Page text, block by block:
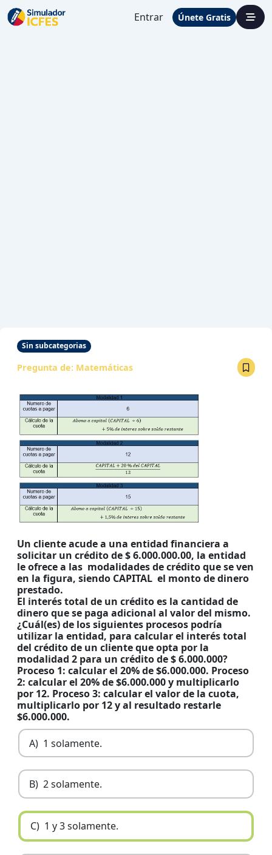
Entrar Únete Gratis
Sin subcategorias
Pregunta de: Matemáticas
Un cliente acude a una entidad financiera a
solicitar un crédito de $ 6.000.000.00, la entidad
le ofrece a las modalidades de crédito que se ven
en la figura, siendo CAPITAL el monto de dinero
prestado.
El interés total de un crédito es la cantidad de
dinero que se paga adicional al valor del mismo.
¿Cuál(es) de los siguientes procesos podría
utilizar la entidad, para calcular el interés total
del crédito de un cliente que opta por la
modalidad 2 para un crédito de $ 6.000.000?
Proceso 1: calcular el 20% de $6.000.000. Proceso
2: calcular el 20% de $6.000.000 y multiplicarlo
por 12. Proceso 3: calcular el valor de la cuota,
multiplicarlo por 12 y al resultado restarle
$6.000.000.
A) 1 solamente.
B) 2 solamente.
C) 1 y 3 solamente.